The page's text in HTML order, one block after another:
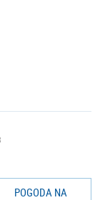
POGODA NA